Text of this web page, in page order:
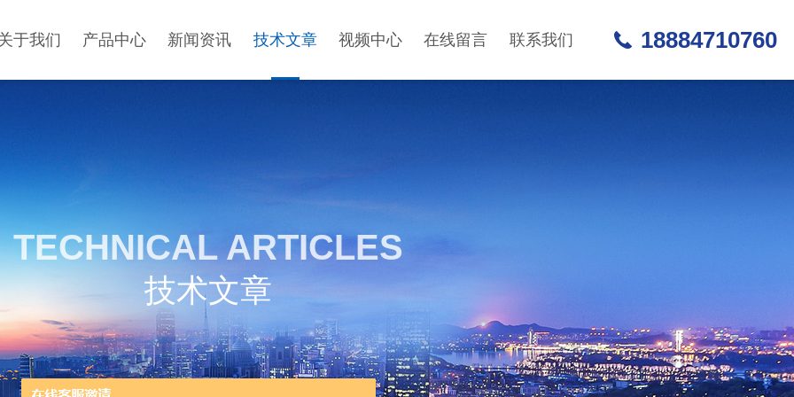
于我们 产品中心 新闻资讯 技术文章 视频中心 在线留言 联系我们 18884710760
TECHNICAL ARTICLES
技术文章